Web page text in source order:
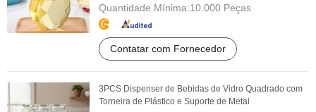
Quantidade Mínima:10.000 Peças
Contatar com Fornecedor
3PCS Dispenser de Bebidas de Vidro Quadrado com
Torneira de Plástico e Suporte de Metal